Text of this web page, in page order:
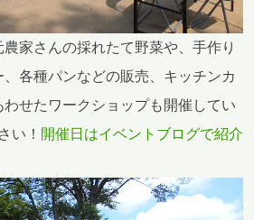
農家さんの採れたて野菜や、手作り
各種パンなどの販売、キッチンカ
せたワークショップも開催してい
い！ 開催日はイベントブログで紹介